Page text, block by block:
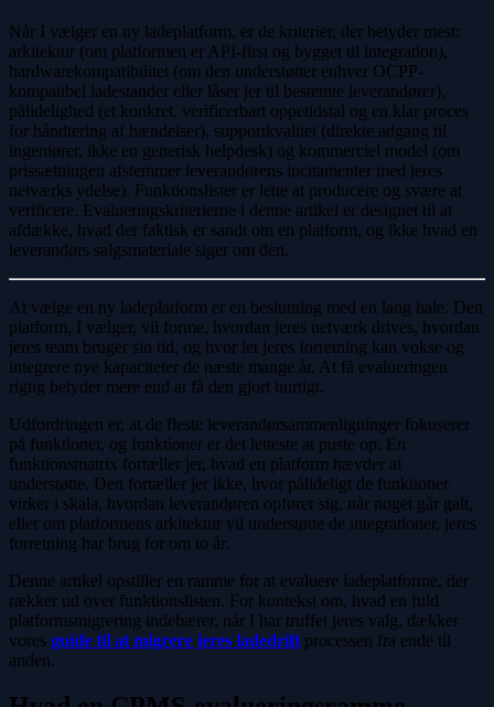
Når I vælger en ny ladeplatform, er de kriterier, der betyder mest:
arkitektur (om platformen er API-first og bygget til integration),
hardwarekompatibilitet (om den understøtter enhver OCPP-
kompatibel ladestander eller låser jer til bestemte leverandører),
pålidelighed (et konkret, verificerbart oppetidstal og en klar proces
for håndtering af hændelser), supportkvalitet (direkte adgang til
ingeniører, ikke en generisk helpdesk) og kommerciel model (om
prissætningen afstemmer leverandørens incitamenter med jeres
netværks ydelse). Funktionslister er lette at producere og svære at
verificere. Evalueringskriterierne i denne artikel er designet til at
afdække, hvad der faktisk er sandt om en platform, og ikke hvad en
leverandørs salgsmateriale siger om den.
At vælge en ny ladeplatform er en beslutning med en lang hale. Den
platform, I vælger, vil forme, hvordan jeres netværk drives, hvordan
jeres team bruger sin tid, og hvor let jeres forretning kan vokse og
integrere nye kapaciteter de næste mange år. At få evalueringen
rigtig betyder mere end at få den gjort hurtigt.
Udfordringen er, at de fleste leverandørsammenligninger fokuserer
på funktioner, og funktioner er det letteste at puste op. En
funktionsmatrix fortæller jer, hvad en platform hævder at
understøtte. Den fortæller jer ikke, hvor pålideligt de funktioner
virker i skala, hvordan leverandøren opfører sig, når noget går galt,
eller om platformens arkitektur vil understøtte de integrationer, jeres
forretning har brug for om to år.
Denne artikel opstiller en ramme for at evaluere ladeplatforme, der
rækker ud over funktionslisten. For kontekst om, hvad en fuld
platformsmigrering indebærer, når I har truffet jeres valg, dækker
vores guide til at migrere jeres ladedrift processen fra ende til
anden.